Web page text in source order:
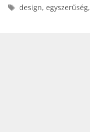
Címkék
design, egyszerűség,